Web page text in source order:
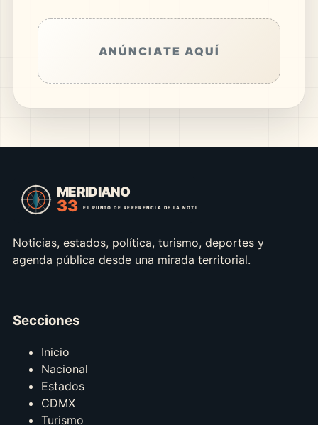
ANÚNCIATE AQUÍ
Noticias, estados, política, turismo, deportes y
agenda pública desde una mirada territorial.
Secciones
Inicio
Nacional
Estados
CDMX
Turismo